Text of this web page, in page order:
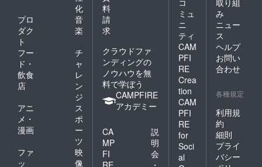
化
プロ
ダク
ト
音
楽
フー
ド・
飲食
店
チ
ャ
レ
ン
ジ
アニ
メ・
漫画
ス
ポ
ー
ツ
ファ
ッ
映
像
料
請
求
クラウドファ
ンディングの
ノウハウを無
料で学ぼう
CAMPFIRE
アカデミー
CA
MP
FI
RE
説
明
会
・
ミュ
ニ
ティ
CAM
PFI
RE
Crea
tion
CAM
PFI
RE
for
Soci
al
み
ニュー
ス
ヘルプ
お問い
合わせ
各種規定
利用規
約
細則
プライ
バシー